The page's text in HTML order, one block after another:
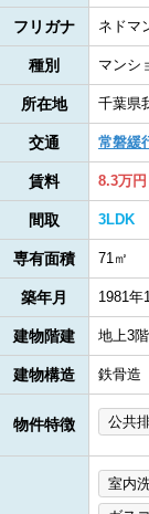
フリガナ ネドマ
種別 マンシ
所在地 千葉県
交通 常磐緩
賃料 8.3万円
間取 3LDK
専有面積 71㎡
築年月 1981年
建物階建 地上3
建物構造 鉄骨造
物件特徴 公共
室内